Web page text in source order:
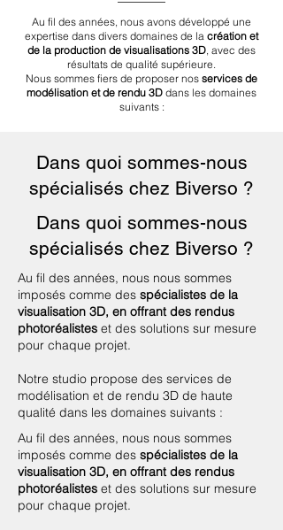
Au fil des années, nous avons développé une
expertise dans divers domaines de la création et
de la production de visualisations 3D, avec des
résultats de qualité supérieure.
Nous sommes fiers de proposer nos services de
modélisation et de rendu 3D dans les domaines
suivants :
Dans quoi sommes-nous
spécialisés chez Biverso ?
Dans quoi sommes-nous
spécialisés chez Biverso ?
Au fil des années, nous nous sommes
imposés comme des spécialistes de la
visualisation 3D, en offrant des rendus
photoréalistes et des solutions sur mesure
pour chaque projet.
Notre studio propose des services de
modélisation et de rendu 3D de haute
qualité dans les domaines suivants :
Au fil des années, nous nous sommes
imposés comme des spécialistes de la
visualisation 3D, en offrant des rendus
photoréalistes et des solutions sur mesure
pour chaque projet.